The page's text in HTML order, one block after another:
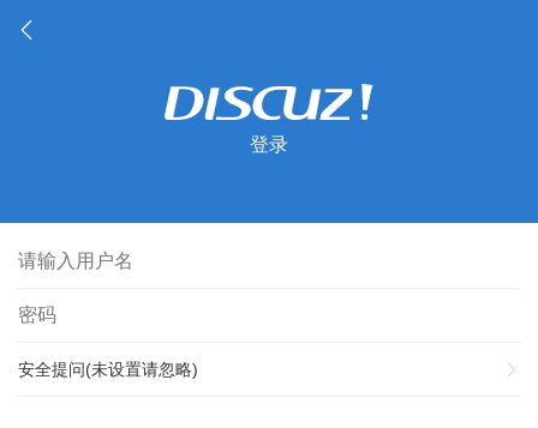
登录
安全提问(未设置请忽略)